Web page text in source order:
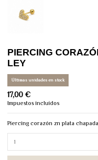
PIERCING
LEY
Últimas unidades en stock
17,00 €
Impuestos incluidos
Piercing corazón zn plata chapada